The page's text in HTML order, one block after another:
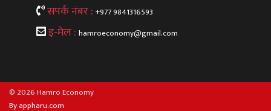
सपर्क नंबर : +977 9841316593
इ-मेल : hamroeconomy@gmail.com
© 2026 Hamro Economy
By appharu.com